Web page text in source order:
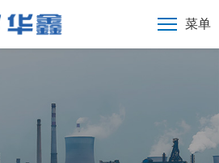
菜单